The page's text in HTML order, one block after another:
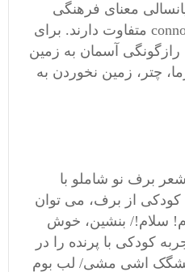
معنای فرهنگی
denotative و تجربی connotative متفاوت دارند. برای
آسمان به زمین
چتر، زمین نخوردن به
برف نو شاملو با
کودکی از برف، می توان
سلام!/ بنشین، خوش
کودکی با پرنده را در
اشی مشی/ لب بوم